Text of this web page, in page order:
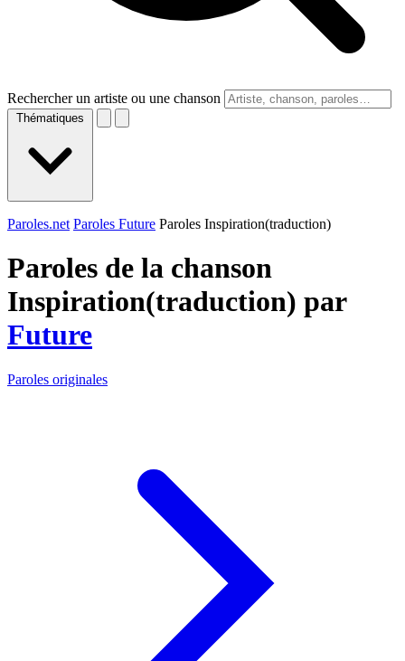
Rechercher un artiste ou une chanson
Thématiques
Paroles.net Paroles Future Paroles Inspiration(traduction)
Paroles de la chanson
Inspiration(traduction) par
Future
Paroles originales